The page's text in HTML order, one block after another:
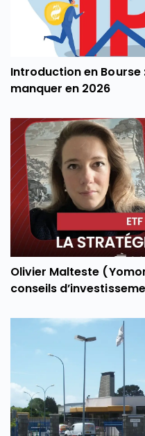
Introduction en Bourse
manquer en 2026
Olivier Malteste
conseils